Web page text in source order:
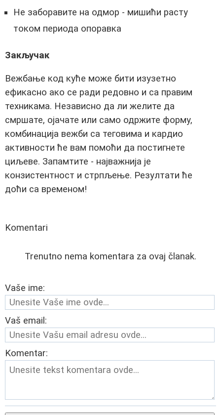
Не заборавите на одмор - мишићи расту
током периода опоравка
Закључак
Вежбање код куће може бити изузетно
ефикасно ако се ради редовно и са правим
техникама. Независно да ли желите да
смршате, ојачате или само одржите форму,
комбинација вежби са теговима и кардио
активности ће вам помоћи да постигнете
циљеве. Запамтите - најважнија је
конзистентност и стрпљење. Резултати ће
доћи са временом!
Komentari
Trenutno nema komentara za ovaj članak.
Vaše ime:
Vaš email:
Komentar: